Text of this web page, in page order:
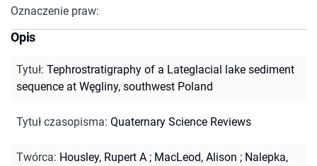
Oznaczenie praw:
Opis
Tytuł: Tephrostratigraphy of a Lateglacial lake sediment
sequence at Węgliny, southwest Poland
Tytuł czasopisma: Quaternary Science Reviews
Twórca: Housley, Rupert A ; MacLeod, Alison ; Nalepka,